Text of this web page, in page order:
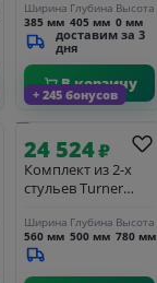
белый
Ширина
385 мм
Глубина
405 мм
Высота
0 мм
доставим за 3
дня
В корзину
+ 245 бонусов
24 524₽
Комплект из 2-х
стульев Turner
чёрными ножками
Ширина
560 мм
Глубина
500 мм
Высота
780 мм